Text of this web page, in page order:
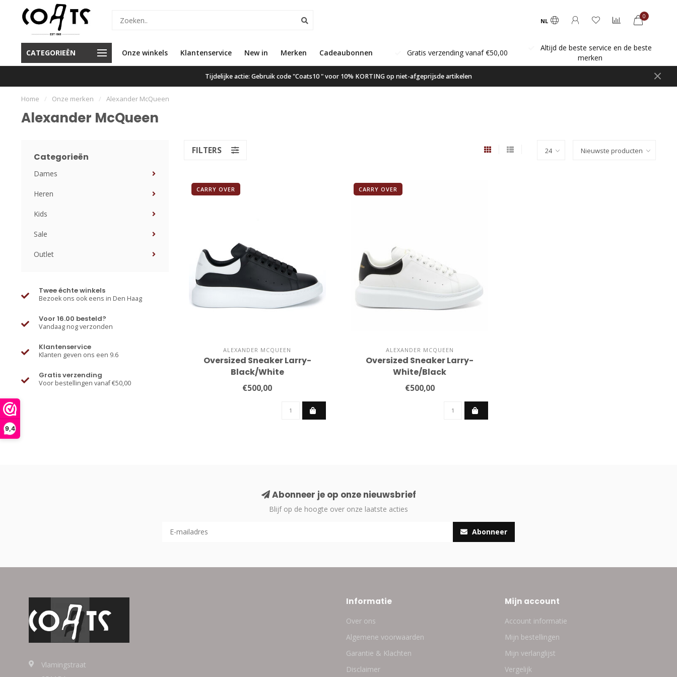
9,4
NL
0
CATEGORIEËN Onze winkels Klantenservice New in Merken Cadeaubonnen
beste service en de beste
merken
Voor 16.00 besteld, vandaag
verzonden
Klanten geven ons een 9.6 Gratis verzending vanaf €50,00
Altijd de beste service en de beste
merken
Tijdelijke actie: Gebruik code "Coats10 " voor 10% KORTING op niet-afgeprijsde artikelen
Home / Onze merken / Alexander McQueen
Alexander McQueen
Categorieën
Dames
Heren
Kids
Sale
Outlet
Twee échte winkels
Bezoek ons ook eens in Den Haag
Voor 16.00 besteld?
Vandaag nog verzonden
Klantenservice
Klanten geven ons een 9.6
Gratis verzending
Voor bestellingen vanaf €50,00
FILTERS
CARRY OVER
ALEXANDER MCQUEEN
Oversized Sneaker Larry-
Black/White
€500,00
CARRY OVER
ALEXANDER MCQUEEN
Oversized Sneaker Larry-
White/Black
€500,00
Abonneer je op onze nieuwsbrief
Blijf op de hoogte over onze laatste acties
Abonneer
Vlamingstraat
Informatie
Over ons
Algemene voorwaarden
Garantie & Klachten
Disclaimer
Mijn account
Account informatie
Mijn bestellingen
Mijn verlanglijst
Vergelijk